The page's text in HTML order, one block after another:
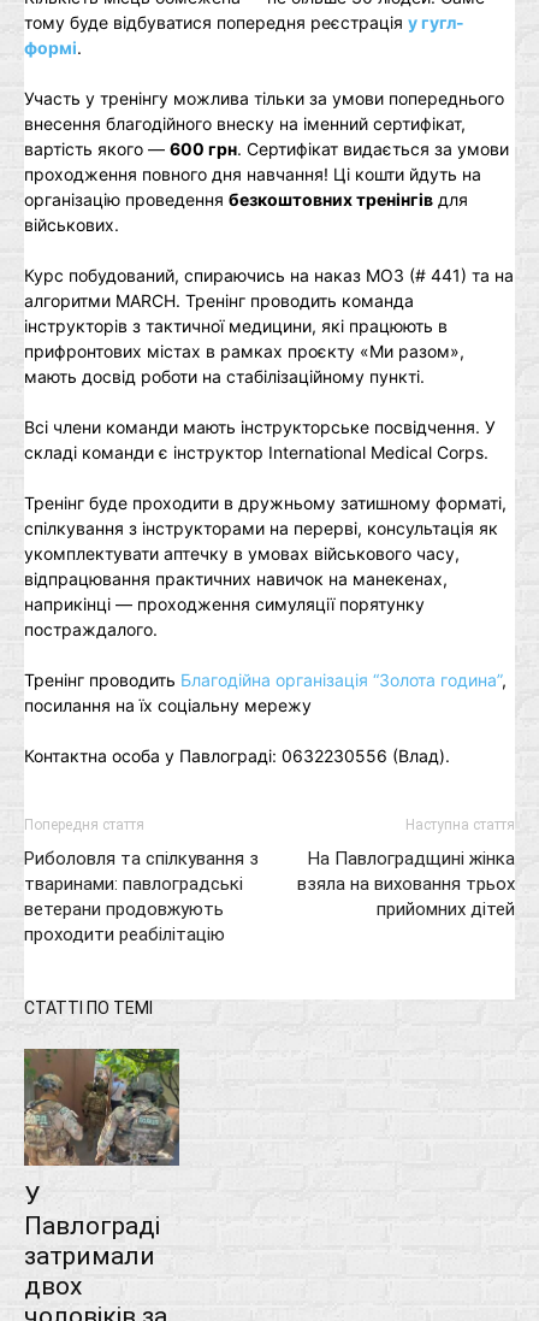
тому буде відбуватися попередня реєстрація у гугл-
формі.
Участь у тренінгу можлива тільки за умови попереднього
внесення благодійного внеску на іменний сертифікат,
вартість якого ― 600 грн. Сертифікат видається за умови
проходження повного дня навчання! Ці кошти йдуть на
організацію проведення безкоштовних тренінгів для
військових.
Курс побудований, спираючись на наказ МОЗ (# 441) та на
алгоритми MARCH. Тренінг проводить команда
інструкторів з тактичної медицини, які працюють в
прифронтових містах в рамках проєкту «Ми разом»,
мають досвід роботи на стабілізаційному пункті.
Всі члени команди мають інструкторське посвідчення. У
складі команди є інструктор International Medical Corps.
Тренінг буде проходити в дружньому затишному форматі,
спілкування з інструкторами на перерві, консультація як
укомплектувати аптечку в умовах військового часу,
відпрацювання практичних навичок на манекенах,
наприкінці ― проходження симуляції порятунку
постраждалого.
Тренінг проводить Благодійна організація “Золота година”,
посилання на їх соціальну мережу
Контактна особа у Павлограді: 0632230556 (Влад).
Попередня стаття
Риболовля та спілкування з
тваринами: павлоградські
ветерани продовжують
проходити реабілітацію
Наступна стаття
На Павлоградщині жінка
взяла на виховання трьох
прийомних дітей
СТАТТІ ПО ТЕМІ
У
Павлограді
затримали
двох